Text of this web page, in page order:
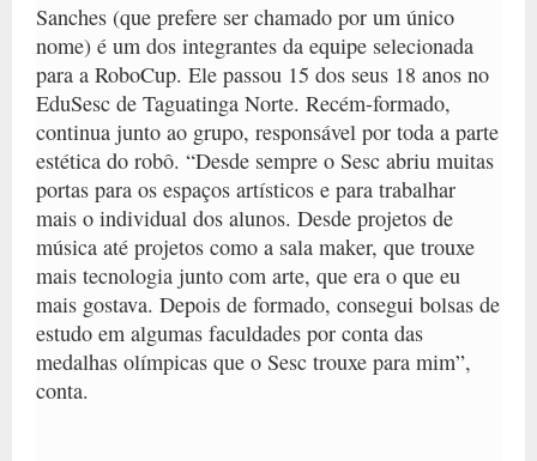
Sanches (que prefere ser chamado por um único
nome) é um dos integrantes da equipe selecionada
para a RoboCup. Ele passou 15 dos seus 18 anos no
EduSesc de Taguatinga Norte. Recém-formado,
continua junto ao grupo, responsável por toda a parte
estética do robô. “Desde sempre o Sesc abriu muitas
portas para os espaços artísticos e para trabalhar
mais o individual dos alunos. Desde projetos de
música até projetos como a sala maker, que trouxe
mais tecnologia junto com arte, que era o que eu
mais gostava. Depois de formado, consegui bolsas de
estudo em algumas faculdades por conta das
medalhas olímpicas que o Sesc trouxe para mim”,
conta.